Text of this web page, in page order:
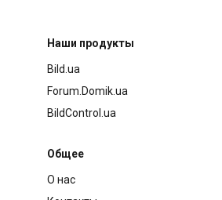
Наши продукты
Bild.ua
Forum.Domik.ua
BildControl.ua
Общее
О нас